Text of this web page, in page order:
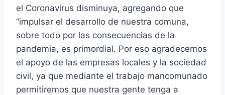
el Coronavirus disminuya, agregando que
“impulsar el desarrollo de nuestra comuna,
sobre todo por las consecuencias de la
pandemia, es primordial. Por eso agradecemos
el apoyo de las empresas locales y la sociedad
civil, ya que mediante el trabajo mancomunado
permitiremos que nuestra gente tenga a